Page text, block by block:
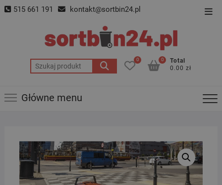
Skip 515 661 191 kontakt@sortbin24.pl
Szukaj:
0
Total
0.00 zł
0
Główne menu